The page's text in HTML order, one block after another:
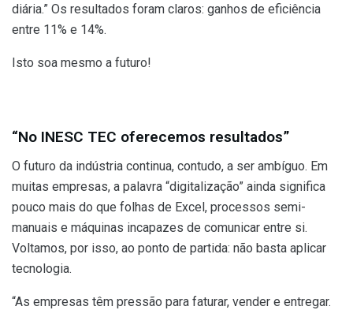
diária.” Os resultados foram claros: ganhos de eficiência
entre 11% e 14%.
Isto soa mesmo a futuro!
“No INESC TEC oferecemos resultados”
O futuro da indústria continua, contudo, a ser ambíguo. Em
muitas empresas, a palavra “digitalização” ainda significa
pouco mais do que folhas de Excel, processos semi-
manuais e máquinas incapazes de comunicar entre si.
Voltamos, por isso, ao ponto de partida: não basta aplicar
tecnologia.
“As empresas têm pressão para faturar, vender e entregar.